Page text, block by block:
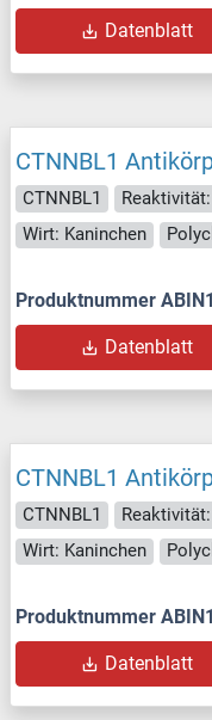
Datenblatt
CTNNBL1
CTNNBL1
Wirt: Kaninchen
Produktnummer
Datenblatt
CTNNBL1
CTNNBL1
Wirt: Kaninchen
Produktnummer
Datenblatt